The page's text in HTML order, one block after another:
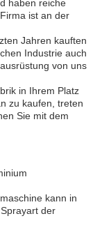
haben reiche
ist an der
Jahren kauften
Industrie auch
von uns
in Ihrem Platz
zu kaufen, treten
Sie mit dem
kann in
der